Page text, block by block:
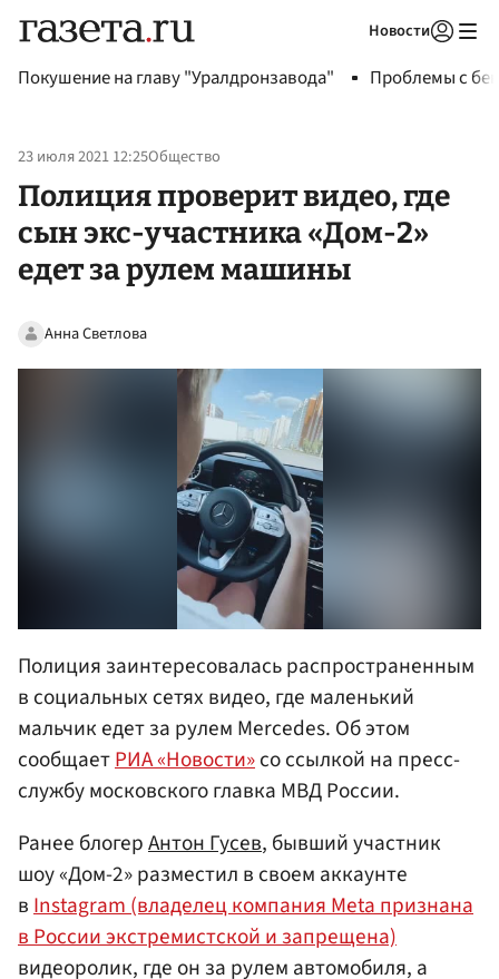
Новости
Покушение на главу "Уралдронзавода" Проблемы с
23 июля 2021 12:25Общество
Полиция проверит видео, где
сын экс-участника «Дом-2»
едет за рулем машины
Анна Светлова
Полиция заинтересовалась распространенным
в социальных сетях видео, где маленький
мальчик едет за рулем Mercedes. Об этом
сообщаетРИА «Новости»со ссылкой на пресс-
службу московского главка МВД России.
Ранее блогерАнтон Гусев, бывший участник
шоу «Дом-2» разместил в своем аккаунте
вInstagram (владелец компания Meta признана
в России экстремистской и запрещена)
видеоролик, где он за рулем автомобиля, а